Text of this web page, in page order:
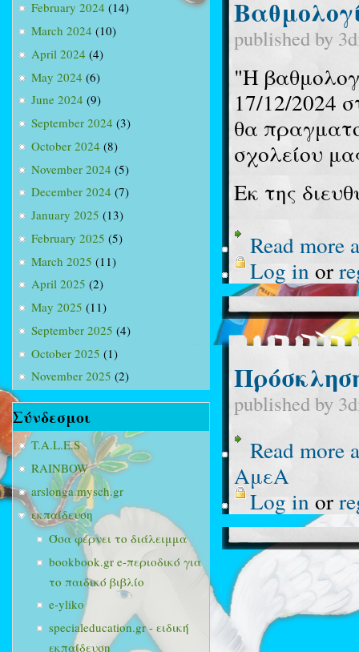
February 2024 (14)
March 2024 (10)
April 2024 (4)
May 2024 (6)
June 2024 (9)
September 2024 (3)
October 2024 (8)
November 2024 (5)
December 2024 (7)
January 2025 (13)
February 2025 (5)
March 2025 (11)
April 2025 (2)
May 2025 (11)
September 2025 (4)
October 2025 (1)
November 2025 (2)
Σύνδεσμοι
T.A.L.E.S
RAINBOW
arslonga.mysch.gr
εκπαίδευση
Όσα φέρνει το διάλειμμα
bookbook.gr e-περιοδικό για
το παιδικό βιβλίο
e-yliko
specialeducation.gr - ειδική
εκπαίδευση
published by
"Η
17/12/2024
θα
σχολείου
Εκ της
Read more
Log inor
published by
Read more
ΑμεΑ
Log in or